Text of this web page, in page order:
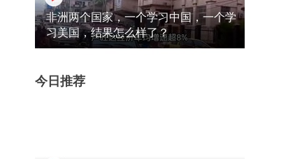
非洲两个国家，一个学习中国，一个学
习美国，结果怎么样了？
今日推荐